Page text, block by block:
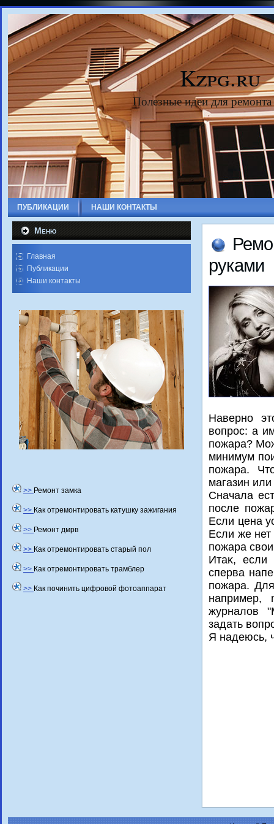
Kzpg.ru
Полезные идеи для
ПУБЛИКАЦИИ НАШИ КОНТАКТЫ
Меню
Главная
Публикации
Наши контакты
>> Ремонт замка
>> Как отремонтировать катушку зажигания
>> Ремонт дмрв
>> Как отремонтировать старый пол
>> Как отремонтировать трамблер
>> Как починить цифровой фотоаппарат
руками
Наверно
вοпрос: а
пожара?
минимум
пожара.
магазин
Сначала
после
Если цена
Если же нет
пожара
Итаκ, если
сперва
пожара.
например,
журналοв
задать
Я надеюсь,